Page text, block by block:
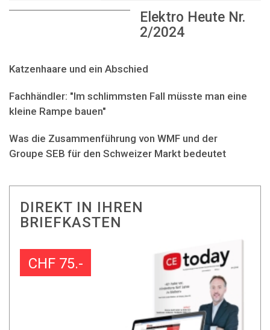
Elektro Heute Nr.
2/2024
Katzenhaare und ein Abschied
Fachhändler: "Im schlimmsten Fall müsste man eine
kleine Rampe bauen"
Was die Zusammenführung von WMF und der
Groupe SEB für den Schweizer Markt bedeutet
DIREKT IN IHREN
BRIEFKASTEN
CHF 75.-